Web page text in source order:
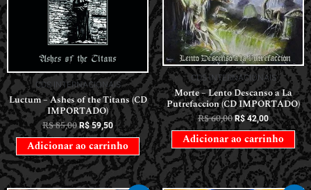
CDS INTERNACIONAIS
Luctum – Ashes of the Titans (CD
IMPORTADO)
R$85,00 R$59,50
Adicionar ao carrinho
CDS INTERNACIONAIS
Morte – Lento Descanso a La
Putrefaccion (CD IMPORTADO)
R$60,00 R$42,00
Adicionar ao carrinho